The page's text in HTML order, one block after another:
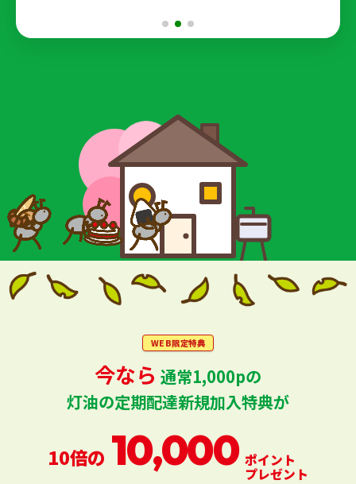
WEB限定特典
今なら 通常1,000pの
灯油の定期配達新規加入特典が
10倍の 10,000 ポイント
プレゼント